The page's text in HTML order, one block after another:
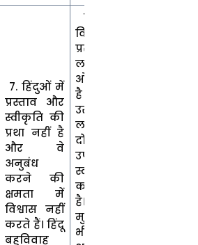
7. हिंदुओं में
प्रस्ताव और
स्वीकृति की
प्रथा नहीं है
और वे
अनुबंध
करने की
क्षमता में
विश्वास नहीं
करते हैं। हिंदू
बहुविवाह
7. मुस्लिम
विवाह में
प्रस्ताव
लड़के की
ओर से आता
है और उसे
उसी बैठक में
लड़की को
दो गवाहों की
उपस्थिति में
स्वीकार
करना होता
है।
मुसलमान
भी विवाह